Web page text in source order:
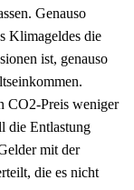
Genauso
Klimageldes die
ist, genauso
CO2-Preis weniger
die Entlastung
mit der
die es nicht